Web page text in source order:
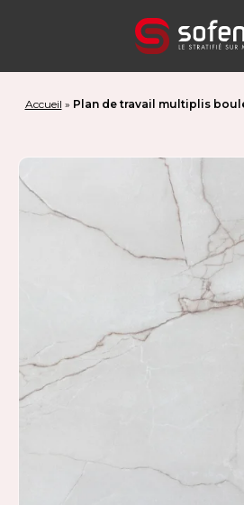
Accueil » Plan de travail multiplis